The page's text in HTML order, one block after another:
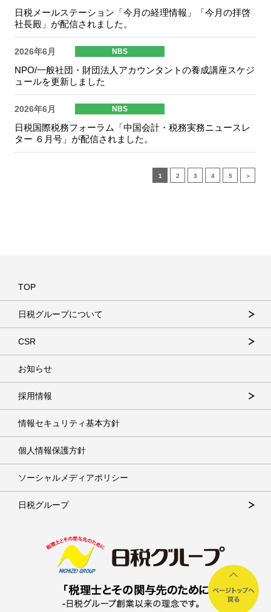
日税メールステーション「今月の経理情報」「今月の拝啓
社長殿」が配信されました。
2026年6月 NBS
NPO/一般社団・財団法人アカウンタントの養成講座スケジ
ュールを更新しました
2026年6月 NBS
日税国際税務フォーラム「中国会計・税務実務ニュースレ
ター ６月号」が配信されました。
1 2 3 4 5 ＞
TOP
日税グループについて
CSR
お知らせ
採用情報
情報セキュリティ基本方針
個人情報保護方針
ソーシャルメディアポリシー
日税グループ